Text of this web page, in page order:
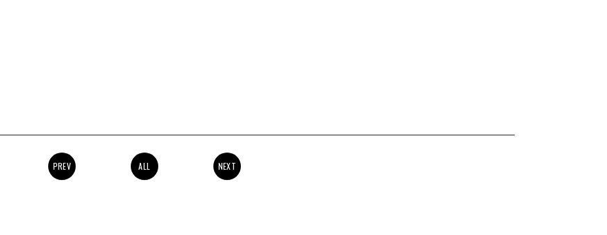
PREV ALL NEXT